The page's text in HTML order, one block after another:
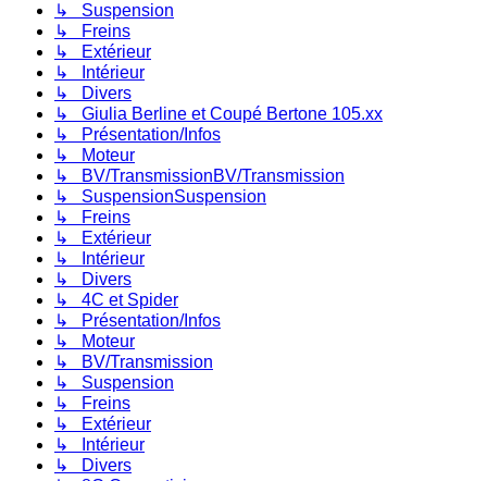
↳ Suspension
↳ Freins
↳ Extérieur
↳ Intérieur
↳ Divers
↳ Giulia Berline et Coupé Bertone 105.xx
↳ Présentation/Infos
↳ Moteur
↳ BV/TransmissionBV/Transmission
↳ SuspensionSuspension
↳ Freins
↳ Extérieur
↳ Intérieur
↳ Divers
↳ 4C et Spider
↳ Présentation/Infos
↳ Moteur
↳ BV/Transmission
↳ Suspension
↳ Freins
↳ Extérieur
↳ Intérieur
↳ Divers